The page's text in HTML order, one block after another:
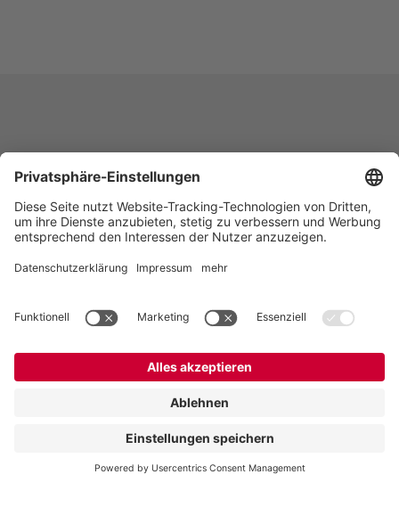
Vogelsang -
Leading in Technology
Tümmelhofstraße 1
3143 Pyhra
Österreich
+43 664 16 56 724
austria@vogelsang.info